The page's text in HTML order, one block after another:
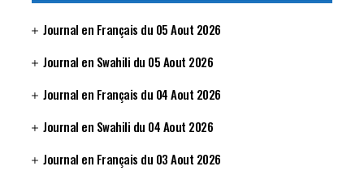
Journal en Français du 05 Aout 2026
Journal en Swahili du 05 Aout 2026
Journal en Français du 04 Aout 2026
Journal en Swahili du 04 Aout 2026
Journal en Français du 03 Aout 2026